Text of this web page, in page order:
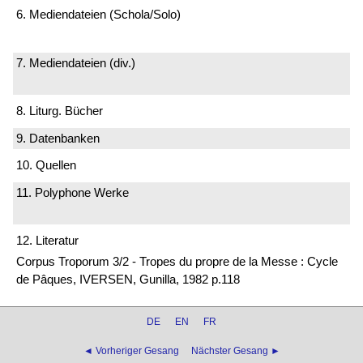
6. Mediendateien (Schola/Solo)
7. Mediendateien (div.)
8. Liturg. Bücher
9. Datenbanken
10. Quellen
11. Polyphone Werke
12. Literatur
Corpus Troporum 3/2 - Tropes du propre de la Messe : Cycle
de Pâques, IVERSEN, Gunilla, 1982 p.118
DE EN FR
◄ Vorheriger Gesang Nächster Gesang ►